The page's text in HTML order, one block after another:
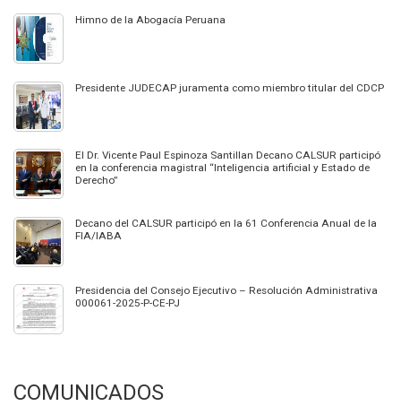
Himno de la Abogacía Peruana
Presidente JUDECAP juramenta como miembro titular del CDCP
El Dr. Vicente Paul Espinoza Santillan Decano CALSUR participó
en la conferencia magistral “Inteligencia artificial y Estado de
Derecho”
Decano del CALSUR participó en la 61 Conferencia Anual de la
FIA/IABA
Presidencia del Consejo Ejecutivo – Resolución Administrativa
000061-2025-P-CE-PJ
COMUNICADOS